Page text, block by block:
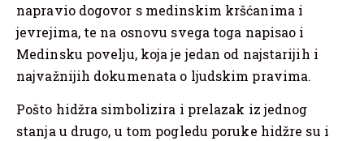
napravio dogovor s medinskim kršćanima i
jevrejima, te na osnovu svega toga napisao i
Medinsku povelju, koja je jedan od najstarijih i
najvažnijih dokumenata o ljudskim pravima.
Pošto hidžra simbolizira i prelazak iz jednog
stanja u drugo, u tom pogledu poruke hidžre su i